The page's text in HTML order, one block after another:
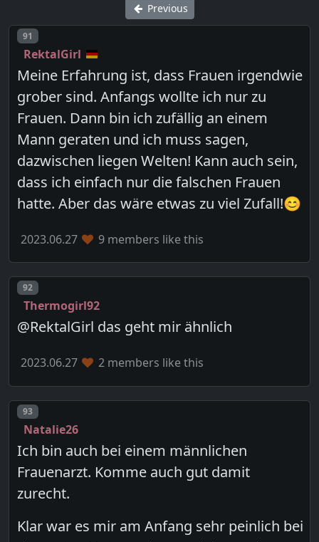
Previous
Post number
91
RektalGirl
Meine Erfahrung ist, dass Frauen irgendwie
grober sind. Anfangs wollte ich nur zu
Frauen. Dann bin ich zufällig an einem
Mann geraten und ich muss sagen,
dazwischen liegen Welten! Kann auch sein,
dass ich einfach nur die falschen Frauen
hatte. Aber das wäre etwas zu viel Zufall!😊
2023.06.27 9 members like this
Post number
92
Thermogirl92
@RektalGirl das geht mir ähnlich
2023.06.27 2 members like this
Post number
93
Natalie26
Ich bin auch bei einem männlichen
Frauenarzt. Komme auch gut damit
zurecht.
Klar war es mir am Anfang sehr peinlich bei